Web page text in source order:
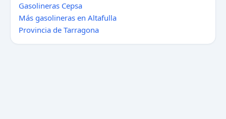
Gasolineras Cepsa
Más gasolineras en Altafulla
Provincia de Tarragona